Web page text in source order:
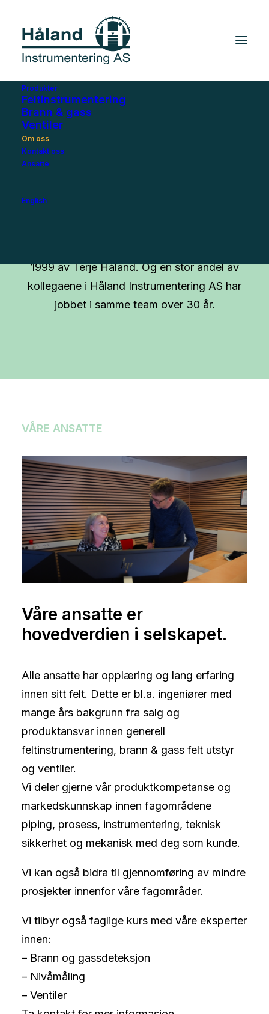
Produkter
Feltinstrumentering
Brann & gass
Ventiler
Om oss
Kontakt oss
Ansatte
English
1999 av Terje Håland. Og en stor andel av
kollegaene i Håland Instrumentering AS har
jobbet i samme team over 30 år.
VÅRE ANSATTE
Våre ansatte er
hovedverdien i selskapet.
Alle ansatte har opplæring og lang erfaring
innen sitt felt. Dette er bl.a. ingeniører med
mange års bakgrunn fra salg og
produktansvar innen generell
feltinstrumentering, brann & gass felt utstyr
og ventiler.
Vi deler gjerne vår produktkompetanse og
markedskunnskap innen fagområdene
piping, prosess, instrumentering, teknisk
sikkerhet og mekanisk med deg som kunde.
Vi kan også bidra til gjennomføring av mindre
prosjekter innenfor våre fagområder.
Vi tilbyr også faglige kurs med våre eksperter
innen:
– Brann og gassdeteksjon
– Nivåmåling
– Ventiler